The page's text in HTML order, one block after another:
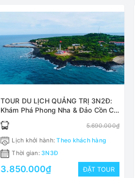
TOUR DU LỊCH QUẢNG TRỊ 3N2Đ:
Khám Phá Phong Nha & Đảo Cồn Cỏ
Hoang Sơ
5.690.000₫
Lịch khởi hành:Theo khách hàng
Thời gian: 3N3Đ
3.850.000₫ ĐẶT TOUR